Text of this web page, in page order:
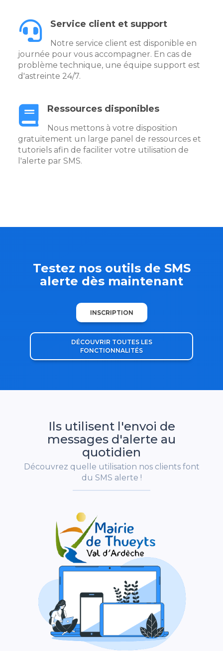
Service client et support
Notre service client est disponible en
journée pour vous accompagner. En cas de
problème technique, une équipe support est
d'astreinte 24/7.
Ressources disponibles
Nous mettons à votre disposition
gratuitement un large panel de ressources et
tutoriels afin de faciliter votre utilisation de
l'alerte par SMS.
Testez nos outils de SMS
alerte dès maintenant
INSCRIPTION
DÉCOUVRIR TOUTES LES
FONCTIONNALITÉS
Ils utilisent l'envoi de
messages d'alerte au
quotidien
Découvrez quelle utilisation nos clients font
du SMS alerte !